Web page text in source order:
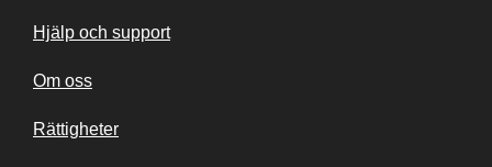
Hjälp och support
Om oss
Rättigheter